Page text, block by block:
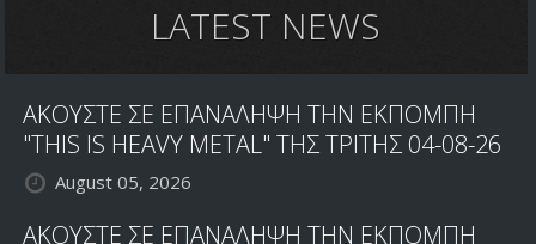
LATEST NEWS
ΑΚΟΥΣΤΕ ΣΕ ΕΠΑΝΑΛΗΨΗ ΤΗΝ ΕΚΠΟΜΠΗ
"THIS IS HEAVY METAL" ΤΗΣ ΤΡΙΤΗΣ 04-08-26
August 05, 2026
ΑΚΟΥΣΤΕ ΣΕ ΕΠΑΝΑΛΗΨΗ ΤΗΝ ΕΚΠΟΜΠΗ